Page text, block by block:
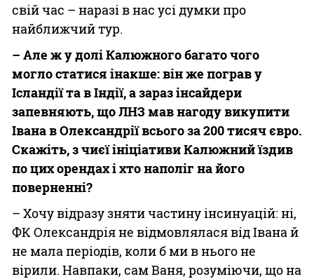
свій час – наразі в нас усі думки про
найближчий тур.
– Але ж у долі Калюжного багато чого
могло статися інакше: він же пограв у
Ісландії та в Індії, а зараз інсайдери
запевняють, що ЛНЗ мав нагоду викупити
Івана в Олександрії всього за 200 тисяч євро.
Скажіть, з чиєї ініціативи Калюжний їздив
по цих орендах і хто наполіг на його
поверненні?
– Хочу відразу зняти частину інсинуацій: ні,
ФК Олександрія не відмовлялася від Івана й
не мала періодів, коли б ми в нього не
вірили. Навпаки, сам Ваня, розуміючи, що на